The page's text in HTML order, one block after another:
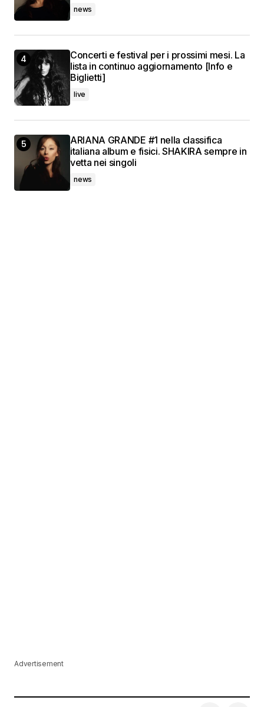
news
Concerti e festival per i prossimi mesi. La
lista in continuo aggiornamento [Info e
Biglietti]
live
ARIANA GRANDE #1 nella classifica
italiana album e fisici. SHAKIRA sempre in
vetta nei singoli
news
Advertisement